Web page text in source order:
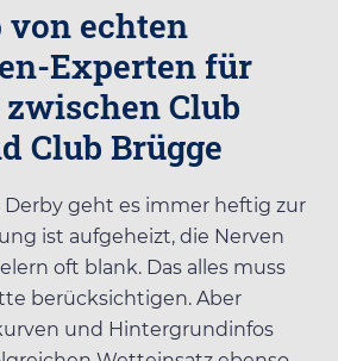
echten
Experten für
Club
Club Brügge
geht es immer heftig zur
ist aufgeheizt, die Nerven
oft blank. Das alles muss
berücksichtigen. Aber
und Hintergrundinfos